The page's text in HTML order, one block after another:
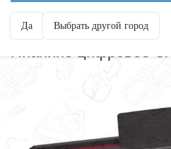
Да Выбрать другой город
КОРЗИНА
Пианино цифровое